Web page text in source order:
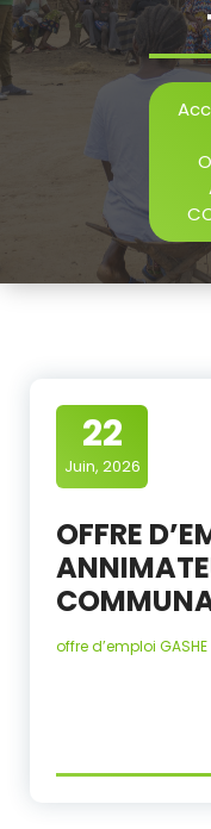
22
Juin, 2026
OFFRE
offre d’emploi GASHE